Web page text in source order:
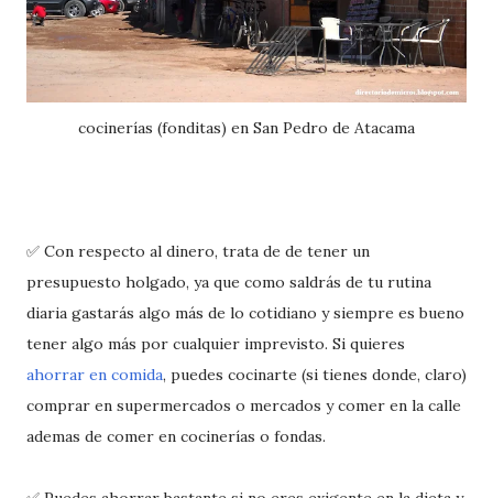
cocinerías (fonditas) en San Pedro de Atacama
✅ Con respecto al dinero, trata de de tener un
presupuesto holgado, ya que como saldrás de tu rutina
diaria gastarás algo más de lo cotidiano y siempre es bueno
tener algo más por cualquier imprevisto. Si quieres
ahorrar en comida, puedes cocinarte (si tienes donde, claro)
comprar en supermercados o mercados y comer en la calle
ademas de comer en cocinerías o fondas.